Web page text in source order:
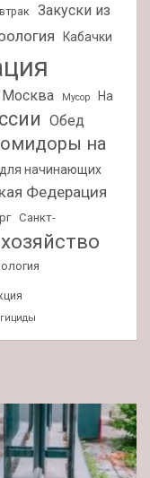
Закуски из
Кабачки
Москва Мусор
На
Обед
на
начинающих
Федерация
Санкт-